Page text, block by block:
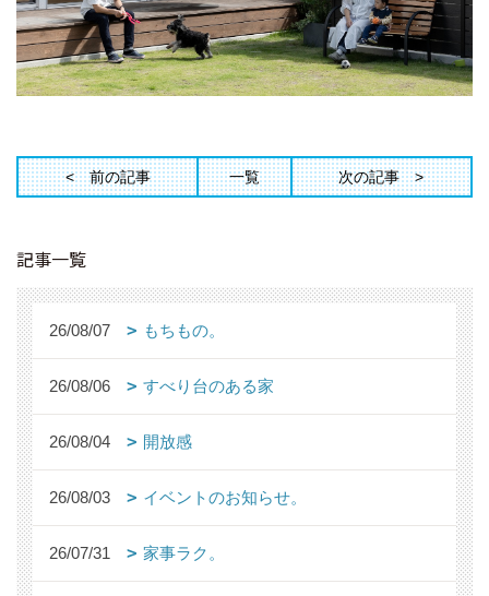
前の記事 一覧 次の記事
記事一覧
26/08/07 もちもの。
26/08/06 すべり台のある家
26/08/04 開放感
26/08/03 イベントのお知らせ。
26/07/31 家事ラク。